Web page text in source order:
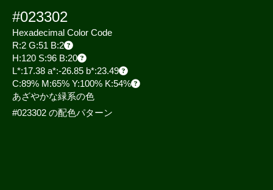
#023302
Hexadecimal Color Code
R:2 G:51 B:2
H:120 S:96 B:20
L*:17.38 a*:-26.85 b*:23.49
C:89% M:65% Y:100% K:54%
あざやかな緑系の色
#023302 の配色パターン